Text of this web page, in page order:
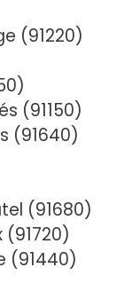
(91220)
(91150)
(91640)
(91680)
(91440)